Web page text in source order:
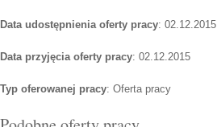
Data udostępnienia oferty pracy: 02.12.2015
Data przyjęcia oferty pracy: 02.12.2015
Typ oferowanej pracy: Oferta pracy